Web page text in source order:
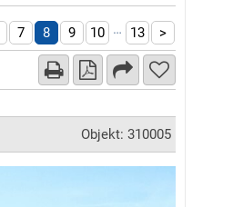
7 8 9 10 … 13 >
Objekt: 310005